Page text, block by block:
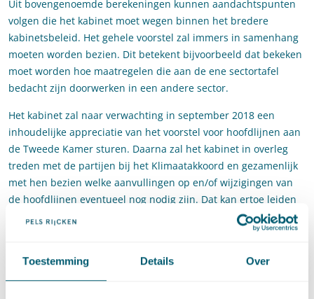
Toestemming Details Over
Uit bovengenoemde berekeningen kunnen aandachtspunten
volgen die het kabinet moet wegen binnen het bredere
kabinetsbeleid. Het gehele voorstel zal immers in samenhang
moeten worden bezien. Dit betekent bijvoorbeeld dat bekeken
moet worden hoe maatregelen die aan de ene sectortafel
bedacht zijn doorwerken in een andere sector.
Het kabinet zal naar verwachting in september 2018 een
inhoudelijke appreciatie van het voorstel voor hoofdlijnen aan
de Tweede Kamer sturen. Daarna zal het kabinet in overleg
treden met de partijen bij het Klimaatakkoord en gezamenlijk
met hen bezien welke aanvullingen op en/of wijzigingen van
de hoofdlijnen eventueel nog nodig zijn. Dat kan ertoe leiden
dat de sectortafels met andere of scherpere maatregelen
moeten komen. De overeenstemming die dan wordt bereikt zal
Klimaatakkoord waarin concrete, controleerbare en
afdwingbare afspraken zijn vervat.